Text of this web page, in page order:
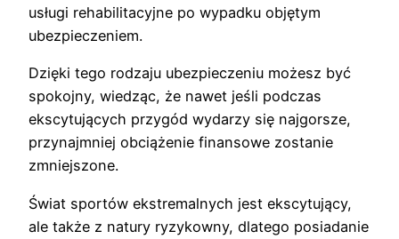
usługi rehabilitacyjne po wypadku objętym
ubezpieczeniem.
Dzięki tego rodzaju ubezpieczeniu możesz być
spokojny, wiedząc, że nawet jeśli podczas
ekscytujących przygód wydarzy się najgorsze,
przynajmniej obciążenie finansowe zostanie
zmniejszone.
Świat sportów ekstremalnych jest ekscytujący,
ale także z natury ryzykowny, dlatego posiadanie